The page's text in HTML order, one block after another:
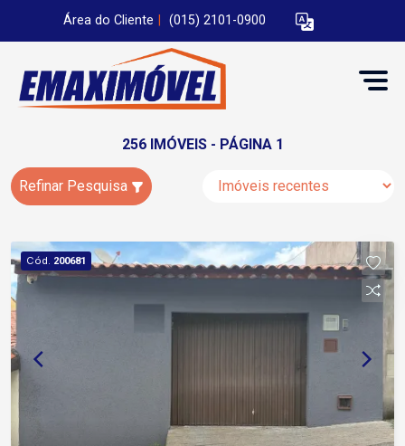
Área do Cliente (015) 2101-0900
256 IMÓVEIS - PÁGINA 1
Refinar Pesquisa
Cód. 200681